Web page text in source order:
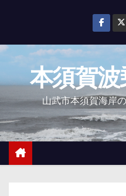
ン
へ
キ
ッ
本須賀
山武市本須賀海岸